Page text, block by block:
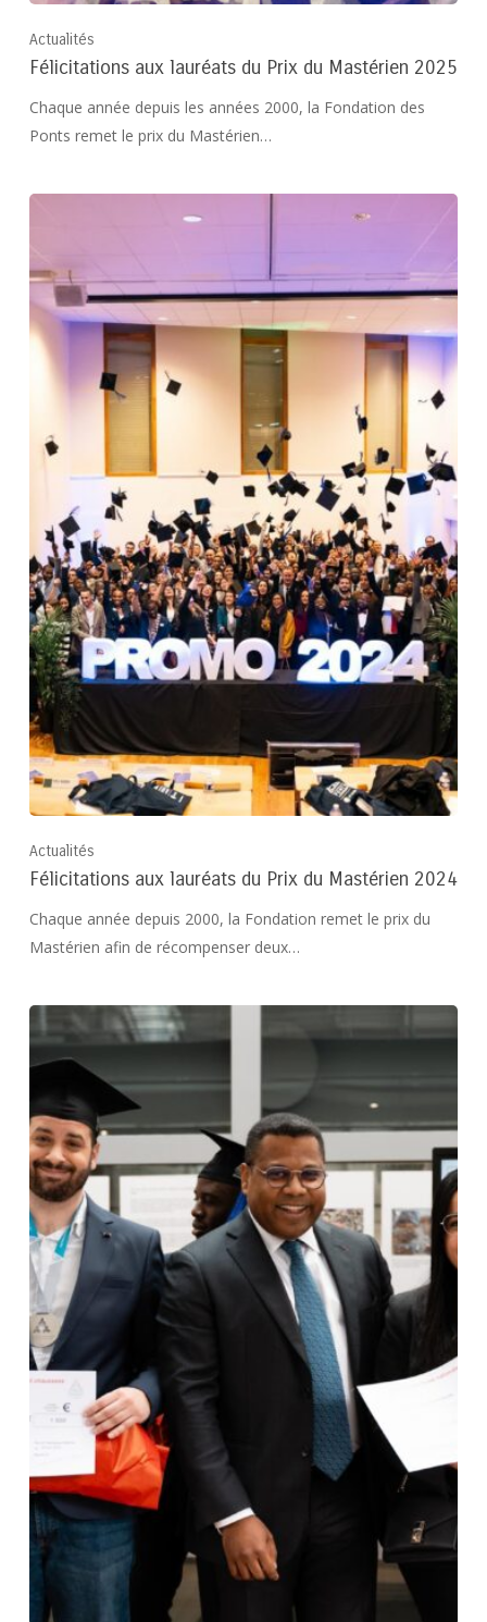
Actualités
Félicitations aux lauréats du Prix du Mastérien 2025
Chaque année depuis les années 2000, la Fondation des
Ponts remet le prix du Mastérien…
Actualités
Félicitations aux lauréats du Prix du Mastérien 2024
Chaque année depuis 2000, la Fondation remet le prix du
Mastérien afin de récompenser deux…